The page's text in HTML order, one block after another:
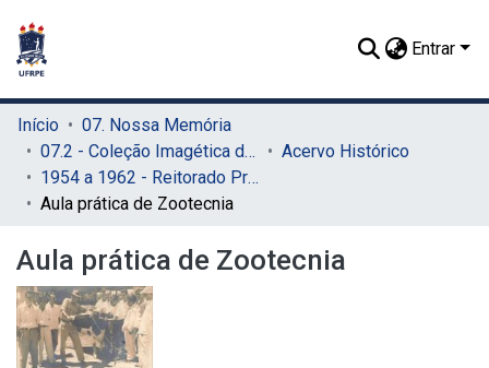
Entrar
Início
07. Nossa Memória
07.2 - Coleção Imagética do SIB
Acervo Histórico
1954 a 1962 - Reitorado Prof. Manuel Rodrigues Filho
Aula prática de Zootecnia
Aula prática de Zootecnia